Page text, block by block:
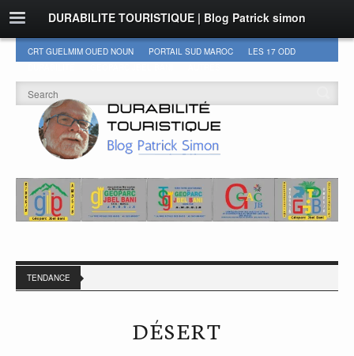
DURABILITE TOURISTIQUE | Blog Patrick simon
CRT GUELMIM OUED NOUN PORTAIL SUD MAROC
LES 17 ODD
TENDANCE
DÉSERT